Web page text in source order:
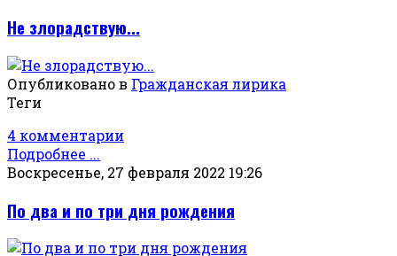
Не злорадствую...
Опубликовано в Гражданская лирика
Теги
4 комментарии
Подробнее ...
Воскресенье, 27 февраля 2022 19:26
По два и по три дня рождения